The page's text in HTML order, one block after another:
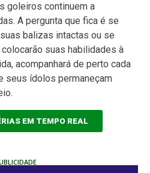
goleiros continuem a
A pergunta que fica é se
balizas intactas ou se
suas habilidades à
acompanhará de perto cada
seus ídolos permaneçam
EM TEMPO REAL